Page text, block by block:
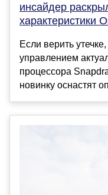
инсайдер
характеристики
Если верить
управлением
процессора
новинку оснастят